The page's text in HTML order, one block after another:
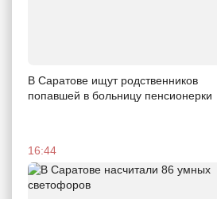
В Саратове ищут родственников
попавшей в больницу пенсионерки
16:44